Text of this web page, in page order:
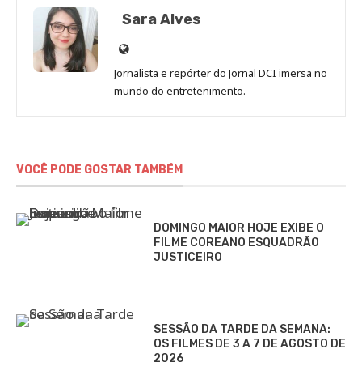
Sara Alves
Site
de
Sara
Jornalista e repórter do Jornal DCI imersa no
mundo do entretenimento.
VOCÊ PODE GOSTAR TAMBÉM
DOMINGO MAIOR HOJE EXIBE O
FILME COREANO ESQUADRÃO
JUSTICEIRO
SESSÃO DA TARDE DA SEMANA:
OS FILMES DE 3 A 7 DE AGOSTO DE
2026